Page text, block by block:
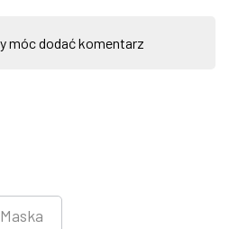
móc dodać komentarz